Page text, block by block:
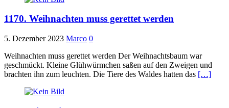
1170. Weihnachten muss gerettet werden
5. Dezember 2023 Marco 0
Weihnachten muss gerettet werden Der Weihnachtsbaum war
geschmückt. Kleine Glühwürmchen saßen auf den Zweigen und
brachten ihn zum leuchten. Die Tiere des Waldes hatten das […]